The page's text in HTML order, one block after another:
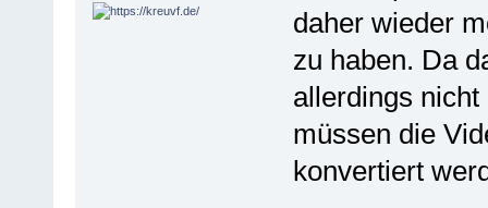
daher wieder
zu haben. Da
allerdings
müssen die
konvertiert